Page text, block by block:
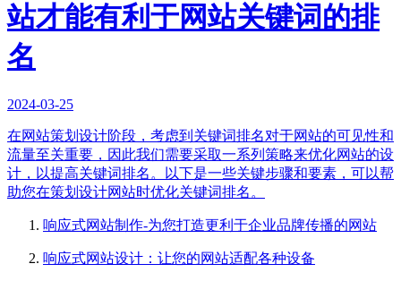
站才能有利于网站关键词的排
名
2024-03-25
在网站策划设计阶段，考虑到关键词排名对于网站的可见性和
流量至关重要，因此我们需要采取一系列策略来优化网站的设
计，以提高关键词排名。以下是一些关键步骤和要素，可以帮
助您在策划设计网站时优化关键词排名。
响应式网站制作-为您打造更利于企业品牌传播的网站
响应式网站设计：让您的网站适配各种设备